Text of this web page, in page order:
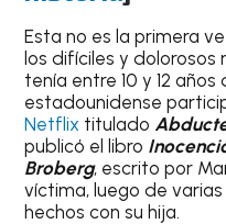
Esta no es la primera
los difíciles y
tenía entre 10 y 12
estadounidense
Netflix titulado
publicó el libro
Broberg, escrito por
víctima, luego de
hechos con su hija.